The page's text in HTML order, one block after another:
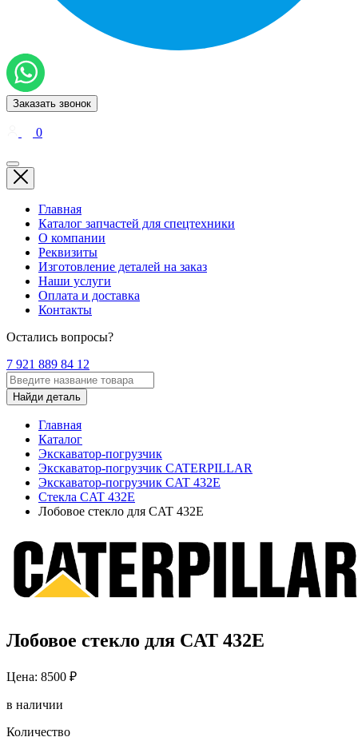
Заказать звонок
0
Главная
Каталог запчастей для спецтехники
О компании
Реквизиты
Изготовление деталей на заказ
Наши услуги
Оплата и доставка
Контакты
Остались вопросы?
7 921 889 84 12
Найди деталь
Главная
Каталог
Экскаватор-погрузчик
Экскаватор-погрузчик CATERPILLAR
Экскаватор-погрузчик CAT 432E
Стекла CAT 432E
Лобовое стекло для CAT 432E
Лобовое стекло для CAT 432E
Цена: 8500 ₽
в наличии
Количество